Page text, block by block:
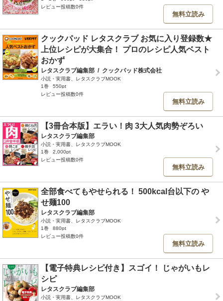
レビュー投稿数0件
無料立読み
クックパッド レタスクラブ お気に入り登録数★
上位レシピが大集合！ プロのレシピ人気ベスト
おかず
レタスクラブ編集部 / クックパッド株式会社
小説・実用書、レタスクラブMOOK
1巻
550pt
レビュー投稿数0件
無料立読み
【3冊合本版】エラい！肉 3大人気肉勢ぞろい
レタスクラブ編集部
小説・実用書、レタスクラブMOOK
1巻
2,000pt
レビュー投稿数0件
無料立読み
全部食べてもやせられる！ 500kcal台以下の や
せ麺100
レタスクラブ編集部
小説・実用書、レタスクラブMOOK
1巻
880pt
レビュー投稿数0件
無料立読み
【電子特典レシピ付き】スゴイ！ じゃがいもレ
シピ
レタスクラブ編集部
小説・実用書、レタスクラブMOOK